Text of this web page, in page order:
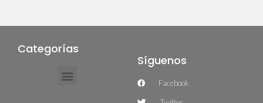
Categorías
Síguenos
Facebook